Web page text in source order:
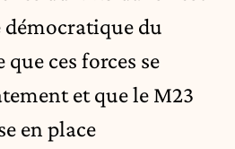
démocratique du
ces forces se
et que le M23
en place